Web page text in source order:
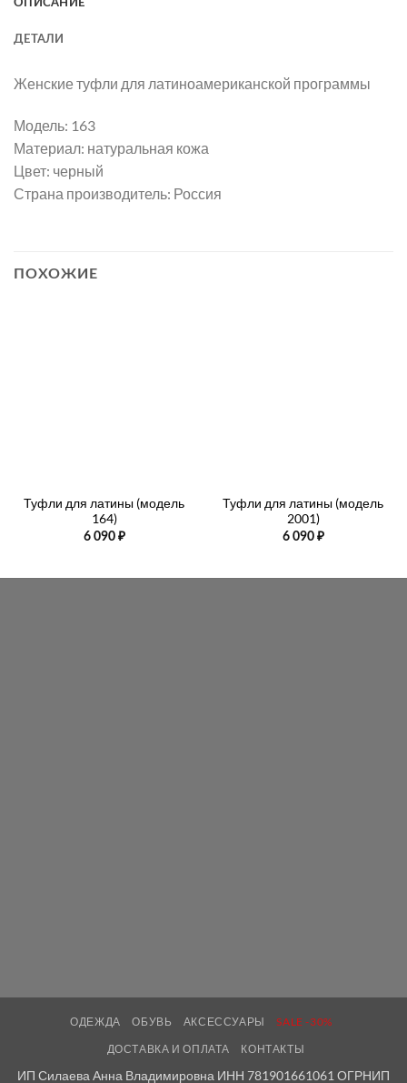
ОПИСАНИЕ
ДЕТАЛИ
Женские туфли для латиноамериканской программы
Модель: 163
Материал: натуральная кожа
Цвет: черный
Страна производитель: Россия
ПОХОЖИЕ
Туфли для латины (модель
164)
6 090 ₽
Туфли для латины (модель
2001)
6 090 ₽
ОДЕЖДА ОБУВЬ АКСЕССУАРЫ
SALE -30%
ДОСТАВКА И ОПЛАТА
КОНТАКТЫ
ИП Силаева Анна Владимировна ИНН 781901661061 ОГРНИП